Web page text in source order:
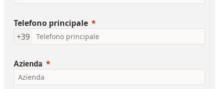
Telefono principale
+39
Azienda